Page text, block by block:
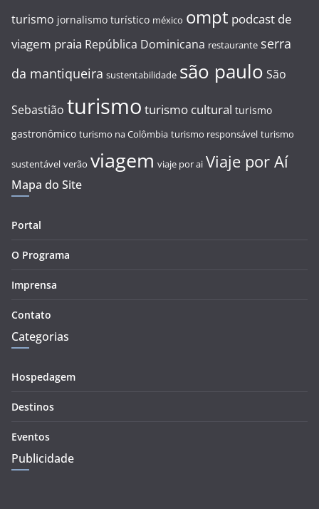
turismo jornalismo turístico méxico ompt podcast de
viagem praia República Dominicana restaurante serra
da mantiqueira sustentabilidade são paulo São
Sebastião turismo turismo cultural turismo
gastronômico turismo na Colômbia turismo responsável turismo
sustentável verão viagem viaje por ai Viaje por Aí
Mapa do Site
Portal
O Programa
Imprensa
Contato
Categorias
Hospedagem
Destinos
Eventos
Publicidade